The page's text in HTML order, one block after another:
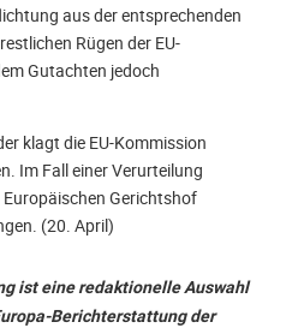
aus der entsprechenden
Rügen der EU-
Gutachten jedoch
klagt die EU-Kommission
Im Fall einer Verurteilung
Gerichtshof
(20. April)
ist eine redaktionelle Auswahl
Berichterstattung der